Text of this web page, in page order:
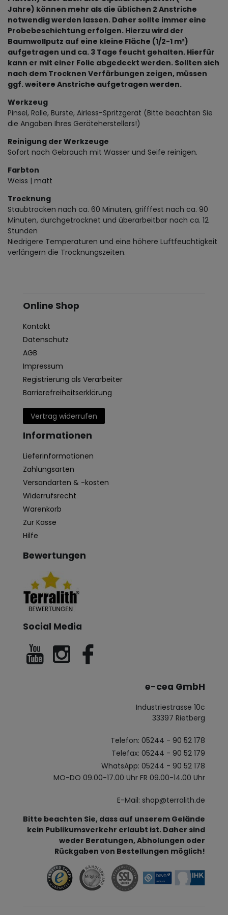
Jahre) können mehr als die üblichen 2 Anstriche
notwendig werden lassen. Daher sollte immer eine
Probebeschichtung erfolgen. Hierzu wird der
Baumwollputz auf eine kleine Fläche (1/2-1 m²)
aufgetragen und ca. 3 Tage feucht gehalten. Hierfür
kann er mit einer Folie abgedeckt werden. Sollten sich
nach dem Trocknen Verfärbungen zeigen, müssen
ggf. weitere Anstriche aufgetragen werden.
Werkzeug
Pinsel, Rolle, Bürste, Airless-Spritzgerät (Bitte beachten Sie
die Angaben Ihres Geräteherstellers!)
Reinigung der Werkzeuge
Sofort nach Gebrauch mit Wasser und Seife reinigen.
Farbton
Weiss | matt
Trocknung
Staubtrocken nach ca. 60 Minuten, grifffest nach ca. 90
Minuten, durchgetrocknet und überarbeitbar nach ca. 12
Stunden
Niedrigere Temperaturen und eine höhere Luftfeuchtigkeit
verlängern die Trocknungszeiten.
Online Shop
Kontakt
Datenschutz
AGB
Impressum
Registrierung als Verarbeiter
Barrierefreiheitserklärung
Vertrag widerrufen
Informationen
Lieferinformationen
Zahlungsarten
Versandarten & -kosten
Widerrufsrecht
Warenkorb
Zur Kasse
Hilfe
Bewertungen
Social Media
e-cea GmbH
Industriestrasse 10c
33397 Rietberg
Telefon: 05244 - 90 52 178
Telefax: 05244 - 90 52 179
WhatsApp: 05244 - 90 52 178
MO-DO 09.00-17.00 Uhr FR 09.00-14.00 Uhr
E-Mail: shop@terralith.de
Bitte beachten Sie, dass auf unserem Gelände
kein Publikumsverkehr erlaubt ist. Daher sind
weder Beratungen, Abholungen oder
Rückgaben von Bestellungen möglich!